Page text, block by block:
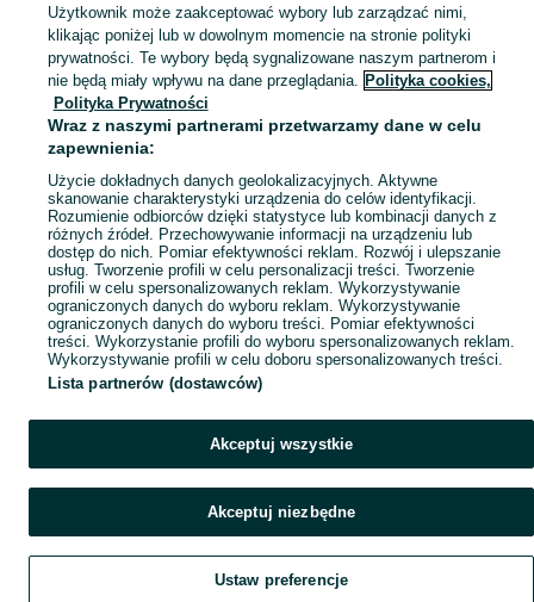
Skorzystaj z największego serwisu ogłoszeniowego - Gorzupia i okolice! Kupuj to, czego pragniesz i sprzedawaj to, czego już nie potrzebujesz! Zobacz
Mapa kategorii
Mapa miejscowości
Mapa ministron
Użytkownik może zaakceptować wybory lub zarządzać nimi,
klikając poniżej lub w dowolnym momencie na stronie polityki
prywatności. Te wybory będą sygnalizowane naszym partnerom i
nie będą miały wpływu na dane przeglądania. Polityka cookies,
Polityka Prywatności
Wraz z naszymi partnerami przetwarzamy dane w celu
zapewnienia:
Użycie dokładnych danych geolokalizacyjnych. Aktywne
skanowanie charakterystyki urządzenia do celów identyfikacji.
Rozumienie odbiorców dzięki statystyce lub kombinacji danych z
różnych źródeł. Przechowywanie informacji na urządzeniu lub
dostęp do nich. Pomiar efektywności reklam. Rozwój i ulepszanie
usług. Tworzenie profili w celu personalizacji treści. Tworzenie
profili w celu spersonalizowanych reklam. Wykorzystywanie
ograniczonych danych do wyboru reklam. Wykorzystywanie
ograniczonych danych do wyboru treści. Pomiar efektywności
treści. Wykorzystanie profili do wyboru spersonalizowanych reklam.
Wykorzystywanie profili w celu doboru spersonalizowanych treści.
Lista partnerów (dostawców)
Akceptuj wszystkie
Akceptuj niezbędne
Ustaw preferencje